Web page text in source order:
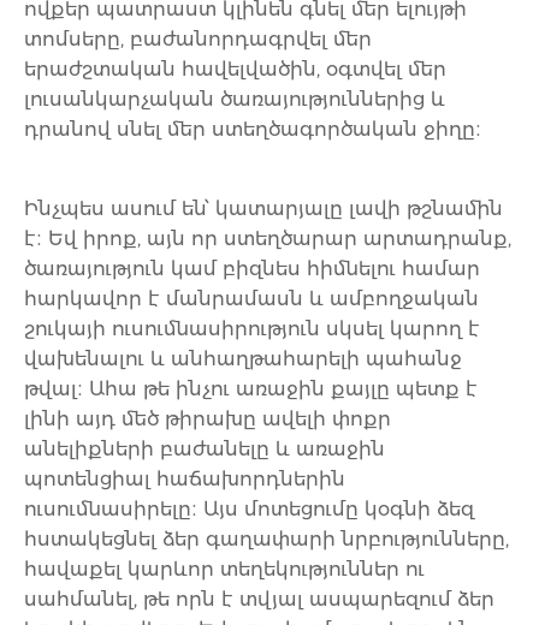
ովքեր պատրաստ կլինեն գնել մեր ելույթի
տոմսերը, բաժանորդագրվել մեր
երաժշտական հավելվածին, օգտվել մեր
լուսանկարչական ծառայություններից և
դրանով սնել մեր ստեղծագործական ջիղը։
Ինչպես ասում են՝ կատարյալը լավի թշնամին
է։ Եվ իրոք, այն որ ստեղծարար արտադրանք,
ծառայություն կամ բիզնես հիմնելու համար
հարկավոր է մանրամասն և ամբողջական
շուկայի ուսումնասիրություն սկսել կարող է
վախենալու և անհաղթահարելի պահանջ
թվալ։ Ահա թե ինչու առաջին քայլը պետք է
լինի այդ մեծ թիրախը ավելի փոքր
անելիքների բաժանելը և առաջին
պոտենցիալ հաճախորդներին
ուսումնասիրելը։ Այս մոտեցումը կօգնի ձեզ
հստակեցնել ձեր գաղափարի նրբությունները,
հավաքել կարևոր տեղեկություններ ու
սահմանել, թե որն է տվյալ ասպարեզում ձեր